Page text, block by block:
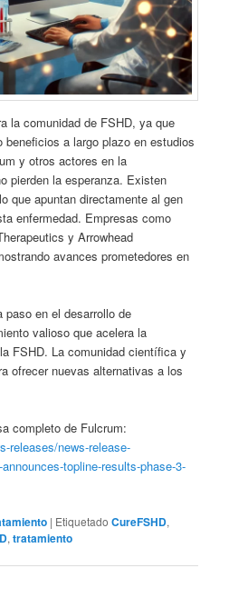
la comunidad de FSHD, ya que
a largo plazo en estudios
y otros actores en la
pierden la esperanza. Existen
que apuntan directamente al gen
enfermedad. Empresas como
y Arrowhead
avances prometedores en
en el desarrollo de
valioso que acelera la
FSHD. La comunidad científica y
ofrecer nuevas alternativas a los
completo de Fulcrum:
releases/news-release-
topline-results-phase-3-
| Etiquetado CureFSHD,
,tratamiento